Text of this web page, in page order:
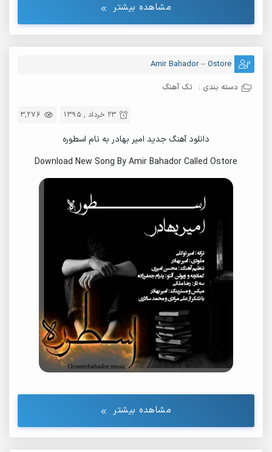
مشاهده بیشتر
Amir Bahador – Ostore
دسته بندی : تک آهنگ
3,276 23 خرداد , 1395
دانلود آهنگ جدید امیر بهادر به نام اسطوره
Download New Song By Amir Bahador Called Ostore
مشاهده بیشتر